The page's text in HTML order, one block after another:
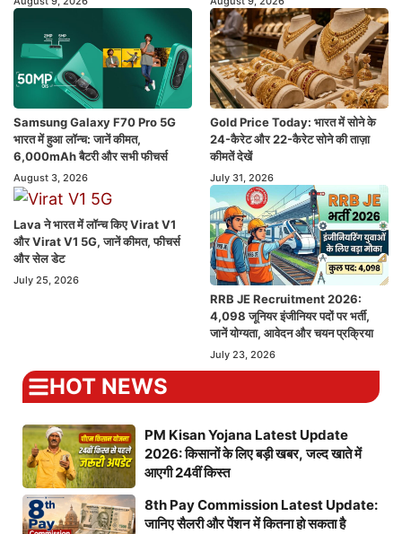
Samsung Galaxy F70 Pro 5G
भारत में हुआ लॉन्च: जानें कीमत,
6,000mAh बैटरी और सभी फीचर्स
August 3, 2026
Gold Price Today: भारत में सोने के
24-कैरेट और 22-कैरेट सोने की ताज़ा
कीमतें देखें
July 31, 2026
Lava ने भारत में लॉन्च किए Virat V1
और Virat V1 5G, जानें कीमत, फीचर्स
और सेल डेट
July 25, 2026
RRB JE Recruitment 2026:
4,098 जूनियर इंजीनियर पदों पर भर्ती,
जानें योग्यता, आवेदन और चयन प्रक्रिया
July 23, 2026
HOT NEWS
PM Kisan Yojana Latest Update
2026: किसानों के लिए बड़ी खबर, जल्द खाते में
आएगी 24वीं किस्त
8th Pay Commission Latest Update:
जानिए सैलरी और पेंशन में कितना हो सकता है